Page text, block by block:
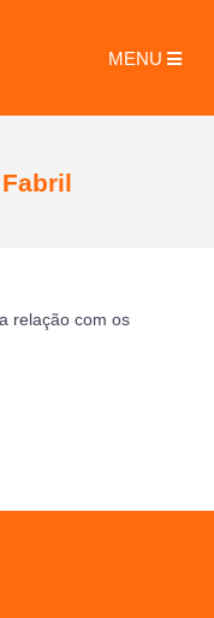
MENU
relação com os